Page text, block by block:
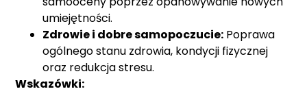
umiejętności.
Zdrowie i dobre samopoczucie: Poprawa
ogólnego stanu zdrowia, kondycji fizycznej
oraz redukcja stresu.
Wskazówki: